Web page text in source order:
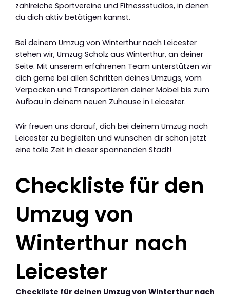
zahlreiche Sportvereine und Fitnessstudios, in denen
du dich aktiv betätigen kannst.
Bei deinem Umzug von Winterthur nach Leicester
stehen wir, Umzug Scholz aus Winterthur, an deiner
Seite. Mit unserem erfahrenen Team unterstützen wir
dich gerne bei allen Schritten deines Umzugs, vom
Verpacken und Transportieren deiner Möbel bis zum
Aufbau in deinem neuen Zuhause in Leicester.
Wir freuen uns darauf, dich bei deinem Umzug nach
Leicester zu begleiten und wünschen dir schon jetzt
eine tolle Zeit in dieser spannenden Stadt!
Checkliste für den
Umzug von
Winterthur nach
Leicester
Checkliste für deinen Umzug von Winterthur nach